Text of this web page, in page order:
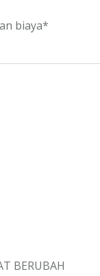
biaya*
BERUBAH